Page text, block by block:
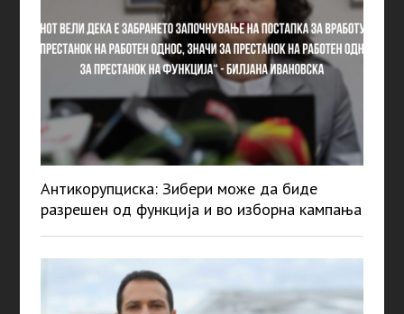
Антикорупциска: Зибери може да биде
разрешен од функција и во изборна кампања